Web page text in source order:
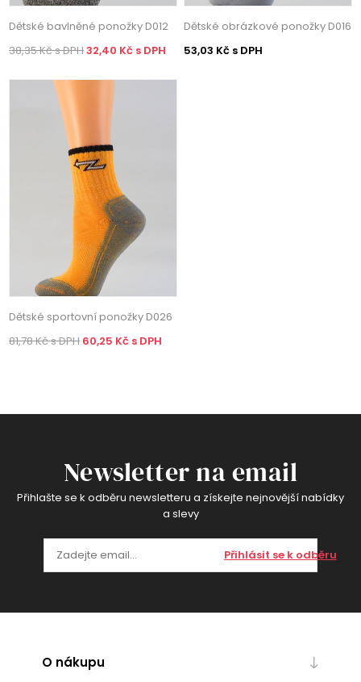
Dětské bavlněné ponožky D012
38,35 Kč s DPH32,40 Kč s DPH
Dětské obrázkové ponožky D016
53,03 Kč s DPH
Dětské sportovní ponožky D026
81,78 Kč s DPH 60,25 Kč s DPH
Newsletter na email
Přihlašte se k odběru newsletteru a získejte nejnovější nabídky
a slevy
Přihlásit se k odběru
O nákupu